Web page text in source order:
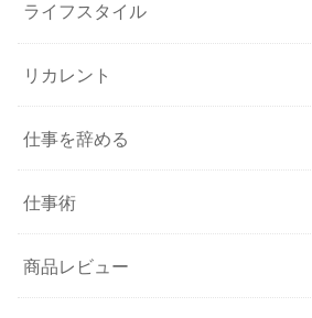
ライフスタイル
リカレント
仕事を辞める
仕事術
商品レビュー